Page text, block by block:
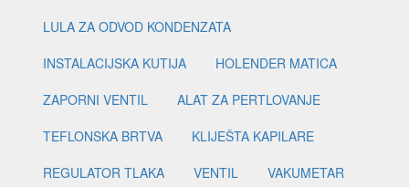
LULA ZA ODVOD KONDENZATA
INSTALACIJSKA KUTIJA
HOLENDER MATICA
ZAPORNI VENTIL
ALAT ZA PERTLOVANJE
TEFLONSKA BRTVA
KLIJEŠTA KAPILARE
REGULATOR TLAKA
VENTIL
VAKUMETAR